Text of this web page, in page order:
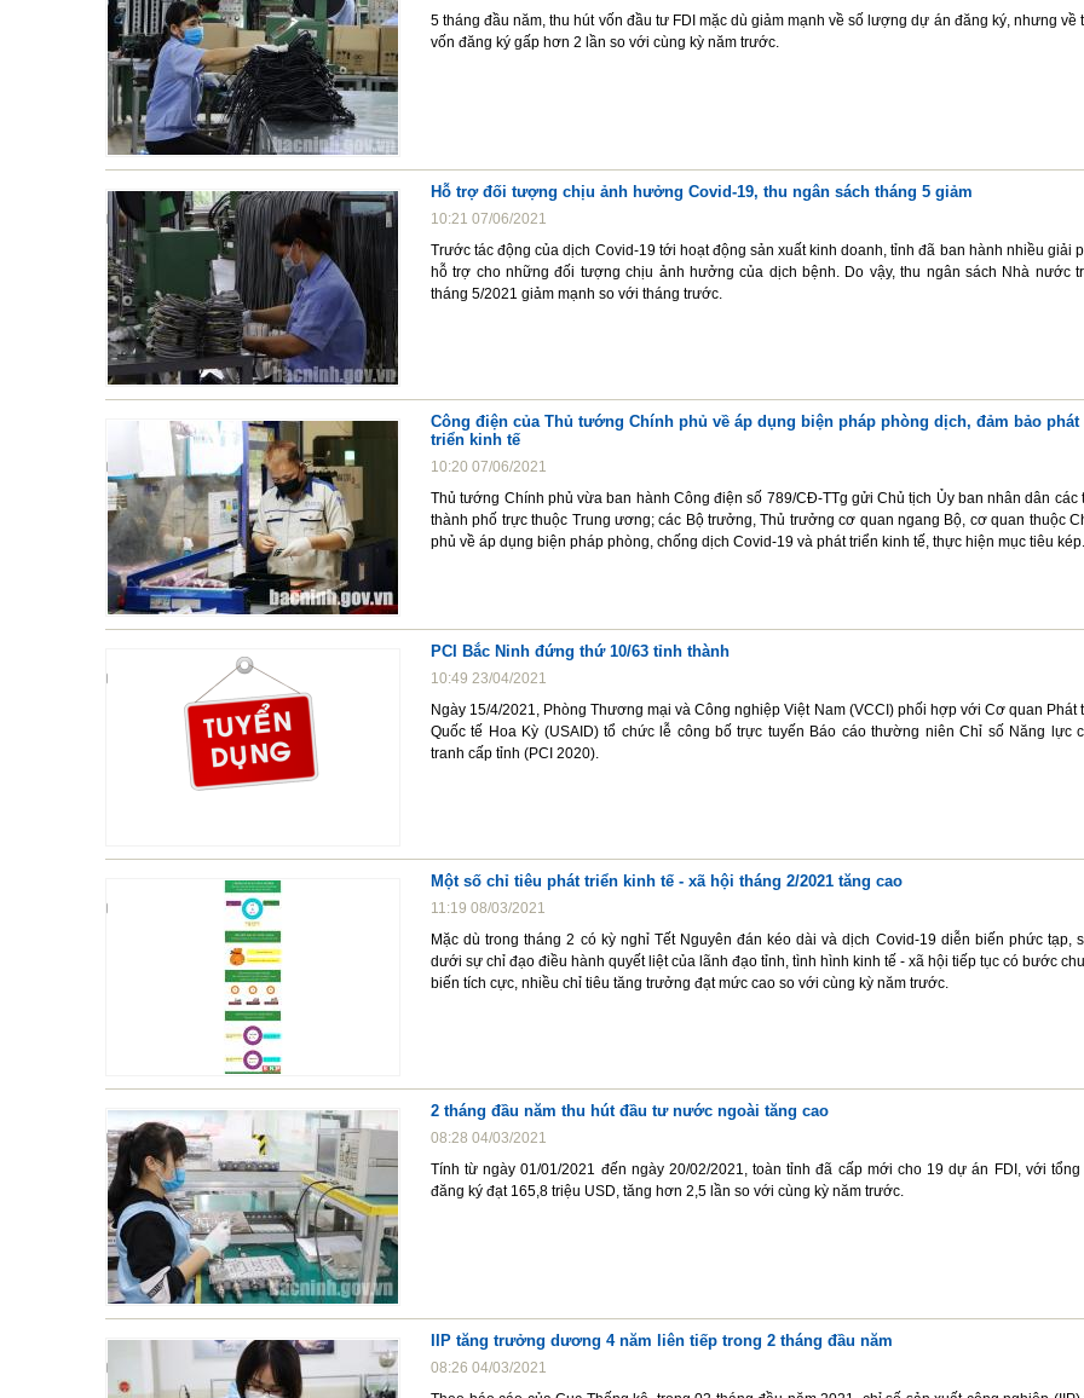
5 tháng đầu năm, thu hút vốn đầu tư FDI mặc dù giảm mạnh về số lượng dự án đăng ký, nhưng về
vốn đăng ký gấp hơn 2 lần so với cùng kỳ năm trước.
Hỗ trợ đối tượng chịu ảnh hưởng Covid-19, thu ngân sách tháng 5 giảm
10:21 07/06/2021
Trước tác động của dịch Covid-19 tới hoạt động sản xuất kinh doanh, tỉnh đã ban hành nhiều giải
hỗ trợ cho những đối tượng chịu ảnh hưởng của dịch bệnh. Do vậy, thu ngân sách Nhà nước
tháng 5/2021 giảm mạnh so với tháng trước.
Công điện của Thủ tướng Chính phủ về áp dụng biện pháp phòng dịch, đảm bảo phát
triển kinh tế
10:20 07/06/2021
Thủ tướng Chính phủ vừa ban hành Công điện số 789/CĐ-TTg gửi Chủ tịch Ủy ban nhân dân các
thành phố trực thuộc Trung ương; các Bộ trưởng, Thủ trưởng cơ quan ngang Bộ, cơ quan thuộc
phủ về áp dụng biện pháp phòng, chống dịch Covid-19 và phát triển kinh tế, thực hiện mục tiêu kép.
PCI Bắc Ninh đứng thứ 10/63 tỉnh thành
10:49 23/04/2021
Ngày 15/4/2021, Phòng Thương mại và Công nghiệp Việt Nam (VCCI) phối hợp với Cơ quan Phát
Quốc tế Hoa Kỳ (USAID) tổ chức lễ công bố trực tuyến Báo cáo thường niên Chỉ số Năng lực
tranh cấp tỉnh (PCI 2020).
Một số chỉ tiêu phát triển kinh tế - xã hội tháng 2/2021 tăng cao
11:19 08/03/2021
Mặc dù trong tháng 2 có kỳ nghỉ Tết Nguyên đán kéo dài và dịch Covid-19 diễn biến phức tạp,
dưới sự chỉ đạo điều hành quyết liệt của lãnh đạo tỉnh, tình hình kinh tế - xã hội tiếp tục có bước
biến tích cực, nhiều chỉ tiêu tăng trưởng đạt mức cao so với cùng kỳ năm trước.
2 tháng đầu năm thu hút đầu tư nước ngoài tăng cao
08:28 04/03/2021
Tính từ ngày 01/01/2021 đến ngày 20/02/2021, toàn tỉnh đã cấp mới cho 19 dự án FDI, với tổng
đăng ký đạt 165,8 triệu USD, tăng hơn 2,5 lần so với cùng kỳ năm trước.
IIP tăng trưởng dương 4 năm liên tiếp trong 2 tháng đầu năm
08:26 04/03/2021